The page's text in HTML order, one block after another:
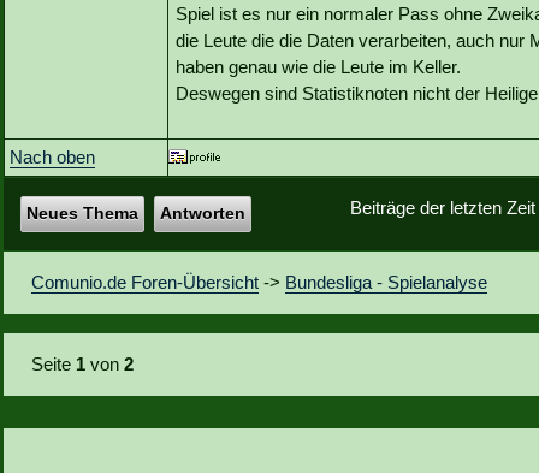
Spiel ist es nur ein normaler Pass ohne
die Leute die die Daten verarbeiten, auch
haben genau wie die Leute im Keller.
Deswegen sind Statistiknoten nicht der
Nach oben
Beiträge der letzten
Neues Thema Antworten
Comunio.de Foren-Übersicht -> Bundesliga - Spielanalyse
Seite 1 von2